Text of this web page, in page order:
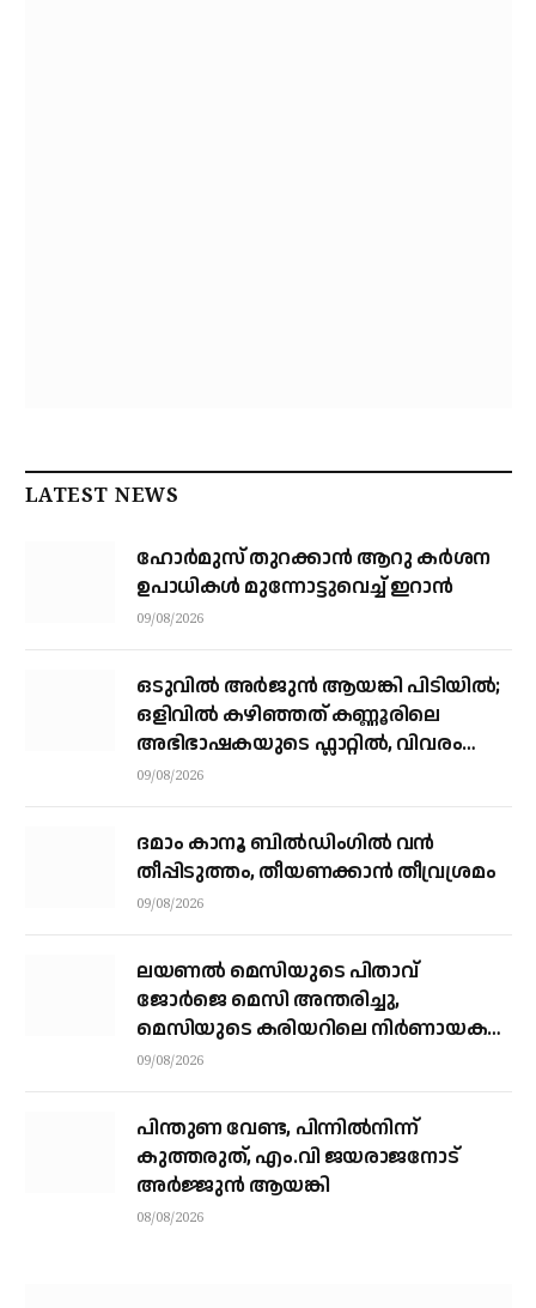
LATEST NEWS
ഹോർമുസ് തുറക്കാൻ ആറു കർശന
ഉപാധികൾ മുന്നോട്ടുവെച്ച് ഇറാൻ
09/08/2026
ഒടുവിൽ അർജുൻ ആയങ്കി പിടിയിൽ;
ഒളിവിൽ കഴിഞ്ഞത് കണ്ണൂരിലെ
അഭിഭാഷകയുടെ ഫ്ലാറ്റിൽ, വിവരം
നൽകിയത് ഓട്ടോ ഡ്രൈവർ
09/08/2026
ദമാം കാനൂ ബിൽഡിംഗിൽ വൻ
തീപ്പിടുത്തം, തീയണക്കാൻ തീവ്രശ്രമം
09/08/2026
ലയണൽ മെസിയുടെ പിതാവ്
ജോർജെ മെസി അന്തരിച്ചു, ​
മെസിയുടെ കരിയറിലെ നിർണായക
ശക്തി
09/08/2026
പിന്തുണ വേണ്ട, പിന്നിൽനിന്ന്
കുത്തരുത്, എം.വി ജയരാജനോട്
അർജ്ജുൻ ആയങ്കി
08/08/2026